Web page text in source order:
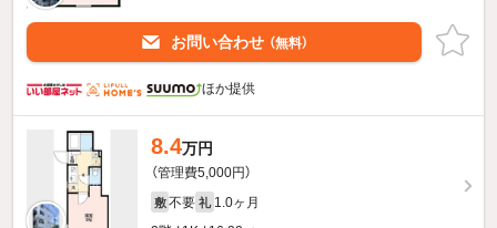
お問い合わせ （無料）
ほか提供
8.4万円
（管理費5,000円）
敷 不要 礼 1.0ヶ月